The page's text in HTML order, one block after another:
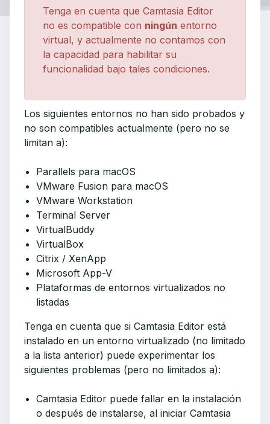
Tenga en cuenta que Camtasia Editor
no es compatible con ningún entorno
virtual, y actualmente no contamos con
la capacidad para habilitar su
funcionalidad bajo tales condiciones.
Los siguientes entornos no han sido probados y
no son compatibles actualmente (pero no se
limitan a):
Parallels para macOS
VMware Fusion para macOS
VMware Workstation
Terminal Server
VirtualBuddy
VirtualBox
Citrix / XenApp
Microsoft App-V
Plataformas de entornos virtualizados no
listadas
Tenga en cuenta que si Camtasia Editor está
instalado en un entorno virtualizado (no limitado
a la lista anterior) puede experimentar los
siguientes problemas (pero no limitados a):
Camtasia Editor puede fallar en la instalación
o después de instalarse, al iniciar Camtasia